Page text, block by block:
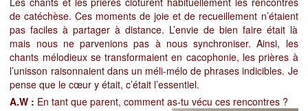
de catéchèse. Ces moments de joie et de recueillement n’étaient
pas faciles à partager à distance. L’envie de bien faire était là
mais nous ne parvenions pas à nous synchroniser. Ainsi, les
chants mélodieux se transformaient en cacophonie, les prières à
l’unisson raisonnaient dans un méli-mélo de phrases indicibles. Je
pense que le cœur y était, c’était l’essentiel.
A.W : En tant que parent, comment as-tu vécu ces rencontres ?